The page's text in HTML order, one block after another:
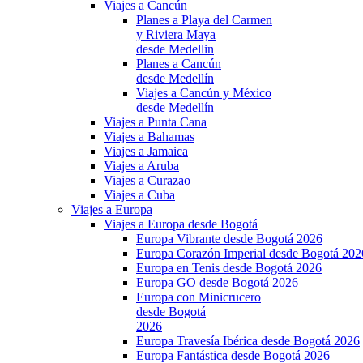
Viajes a Cancún
Planes a Playa del Carmen
y Riviera Maya
desde Medellin
Planes a Cancún
desde Medellín
Viajes a Cancún y México
desde Medellín
Viajes a Punta Cana
Viajes a Bahamas
Viajes a Jamaica
Viajes a Aruba
Viajes a Curazao
Viajes a Cuba
Viajes a Europa
Viajes a Europa desde Bogotá
Europa Vibrante desde Bogotá 2026
Europa Corazón Imperial desde Bogotá
Europa en Tenis desde Bogotá 2026
Europa GO desde Bogotá 2026
Europa con Minicrucero
desde Bogotá
2026
Europa Travesía Ibérica desde Bogotá 2026
Europa Fantástica desde Bogotá 2026